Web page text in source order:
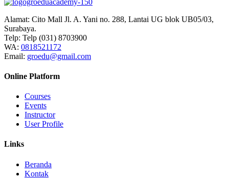
Alamat: Cito Mall Jl. A. Yani no. 288, Lantai UG blok UB05/03,
Surabaya.
Telp: Telp (031) 8703900
WA: 0818521172
Email: groedu@gmail.com
Online Platform
Courses
Events
Instructor
User Profile
Links
Beranda
Kontak